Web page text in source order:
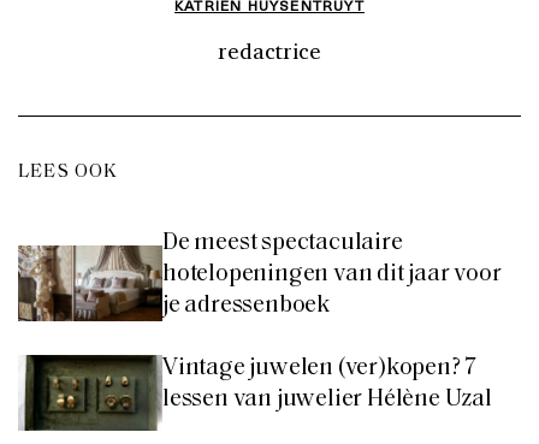
KATRIEN HUYSENTRUYT
redactrice
LEES OOK
De meest spectaculaire
hotelopeningen van dit jaar voor
je adressenboek
Vintage juwelen (ver)kopen? 7
lessen van juwelier Hélène Uzal